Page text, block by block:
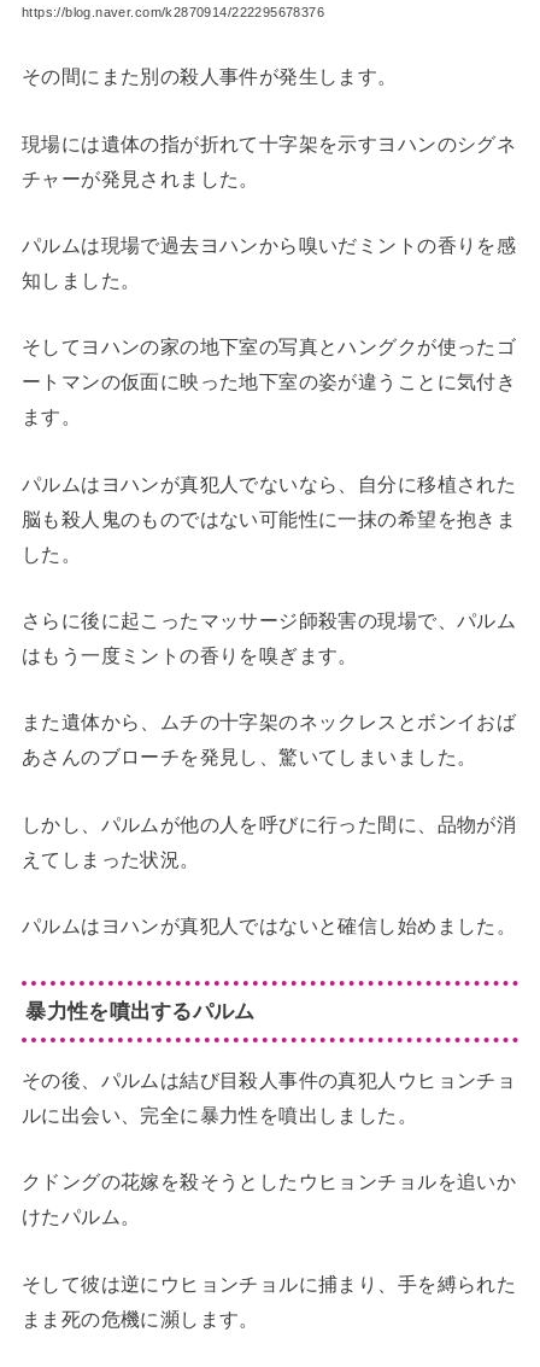
https://blog.naver.com/k2870914/222295678376
その間にまた別の殺人事件が発生します。
現場には遺体の指が折れて十字架を示すヨハンのシグネ
チャーが発見されました。
パルムは現場で過去ヨハンから嗅いだミントの香りを感
知しました。
そしてヨハンの家の地下室の写真とハングクが使ったゴ
ートマンの仮面に映った地下室の姿が違うことに気付き
ます。
パルムはヨハンが真犯人でないなら、自分に移植された
脳も殺人鬼のものではない可能性に一抹の希望を抱きま
した。
さらに後に起こったマッサージ師殺害の現場で、パルム
はもう一度ミントの香りを嗅ぎます。
また遺体から、ムチの十字架のネックレスとボンイおば
あさんのブローチを発見し、驚いてしまいました。
しかし、パルムが他の人を呼びに行った間に、品物が消
えてしまった状況。
パルムはヨハンが真犯人ではないと確信し始めました。
暴力性を噴出するパルム
その後、パルムは結び目殺人事件の真犯人ウヒョンチョ
ルに出会い、完全に暴力性を噴出しました。
クドングの花嫁を殺そうとしたウヒョンチョルを追いか
けたパルム。
そして彼は逆にウヒョンチョルに捕まり、手を縛られた
まま死の危機に瀕します。